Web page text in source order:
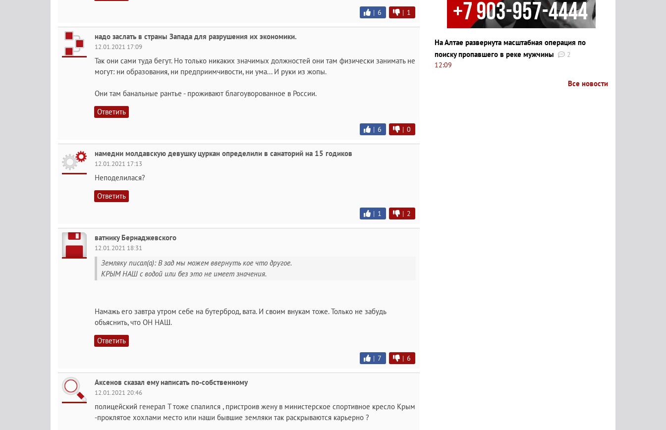
| 6 | 1
надо заслать в страны Запада для разрушения их экономики.
12.01.2021 17:09
Так они сами туда бегут. Но только никаких значимых должностей они там физически занимать не
могут: ни образования, ни предприимчивости, ни ума... И руки из жопы.
Они там банальные рантье - проживают благоуворованное в России.
Ответить
| 6 | 0
намедни молдавскую девушку цуркан определили в санаторий на 15 годиков
12.01.2021 17:13
Неподелилася?
Ответить
| 1 | 2
ватнику Бернаджевского
12.01.2021 18:31
Земляку писал(а): В зад мы можем ввернуть кое что другое.
КРЫМ НАШ с водой или без это не имеет значения.
Намажь его завтра утром себе на бутерброд, вата. И своим внукам тоже. Только не забудь
объяснить, что ОН НАШ.
Ответить
| 7 | 6
Аксенов сказал ему написать по-собственному
12.01.2021 20:46
полицейский генерал Т тоже спалился , пристроив жену в министерское спортивное кресло Крым
-проклятое хохлами место или наши бывшие земляки так раскрываются карьерно ?
На Алтае развернута масштабная операция по
поиску пропавшего в реке мужчины
2
12:09
Все новости